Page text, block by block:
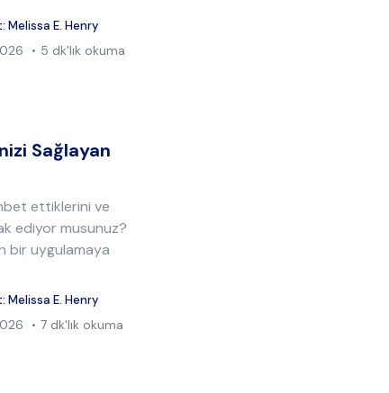
Melissa E. Henry
5 dk'lık okuma
Sağlayan
ettiklerini ve
ediyor musunuz?
bir uygulamaya
Melissa E. Henry
7 dk'lık okuma